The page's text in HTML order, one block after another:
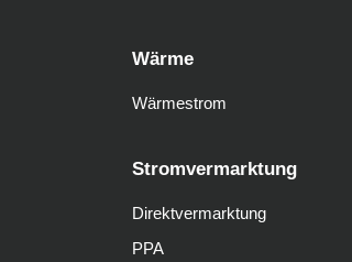
Wärme
Wärmestrom
Stromvermarktung
Direktvermarktung
PPA